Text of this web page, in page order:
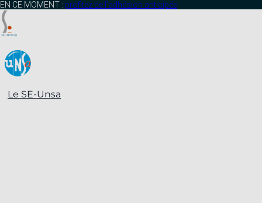
principal
EN CE MOMENT : profitez de l’adhésion anticipée
Le SE-Unsa